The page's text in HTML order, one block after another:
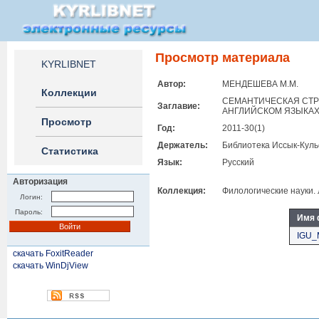
KYRLIBNET
Коллекции
Просмотр
Статистика
Авторизация
Логин:
Пароль:
скачать FoxitReader
скачать WinDjView
Просмотр материала
Автор: МЕНДЕШЕВА М.М.
Заглавие:
СЕМАНТИЧЕСКАЯ
АНГЛИЙСКОМ ЯЗЫКАХ
Год:
2011-30(1)
Держатель:
Библиотека Иссык-
Язык:
Русский
Коллекция: Филологические
Имя